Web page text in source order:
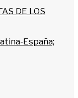
DE LOS
España;